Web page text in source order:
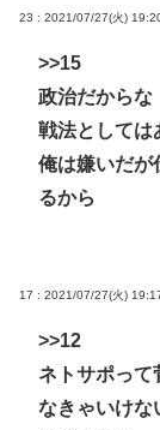
23 : 2021/07/27(火)
>>15
政治だからな
戦法としては
俺は嫌いだが
るから
17 : 2021/07/27(火)
>>12
ネトサポって
なきゃいけな